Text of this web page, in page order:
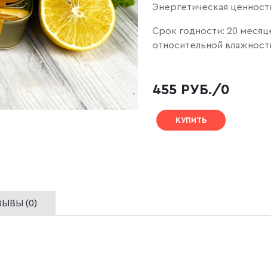
Энергетическая
Срок годности: 20
относительной
455 РУБ./0
КУПИТЬ
(0)